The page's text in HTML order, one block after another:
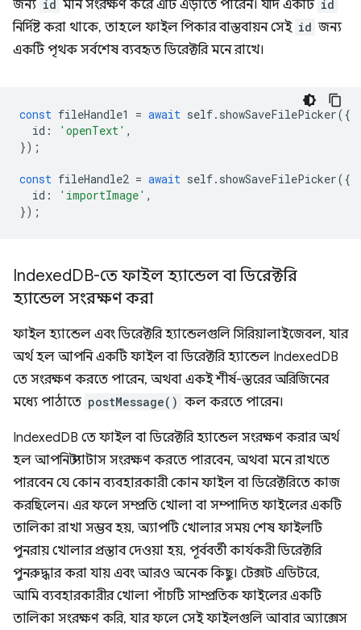
জন্য id মান সংরক্ষণ করে এটি এড়াতে পারেন। যদি একটি id
নির্দিষ্ট করা থাকে, তাহলে ফাইল পিকার বাস্তবায়ন সেই id জন্য
একটি পৃথক সর্বশেষ ব্যবহৃত ডিরেক্টরি মনে রাখে।
const fileHandle1 = await self. showSaveFilePicker({
id : 'openText' ,
});
const fileHandle2 = await self. showSaveFilePicker({
id : 'importImage' ,
});
IndexedDB-তে ফাইল হ্যান্ডেল বা ডিরেক্টরি
হ্যান্ডেল সংরক্ষণ করা
ফাইল হ্যান্ডেল এবং ডিরেক্টরি হ্যান্ডেলগুলি সিরিয়ালাইজেবল, যার
অর্থ হল আপনি একটি ফাইল বা ডিরেক্টরি হ্যান্ডেল IndexedDB
তে সংরক্ষণ করতে পারেন, অথবা একই শীর্ষ-স্তরের অরিজিনের
মধ্যে পাঠাতে postMessage() কল করতে পারেন।
IndexedDB তে ফাইল বা ডিরেক্টরি হ্যান্ডেল সংরক্ষণ করার অর্থ
হল আপনি স্ট্যাটাস সংরক্ষণ করতে পারবেন, অথবা মনে রাখতে
পারবেন যে কোন ব্যবহারকারী কোন ফাইল বা ডিরেক্টরিতে কাজ
করছিলেন। এর ফলে সম্প্রতি খোলা বা সম্পাদিত ফাইলের একটি
তালিকা রাখা সম্ভব হয়, অ্যাপটি খোলার সময় শেষ ফাইলটি
পুনরায় খোলার প্রস্তাব দেওয়া হয়, পূর্ববর্তী কার্যকরী ডিরেক্টরি
পুনরুদ্ধার করা যায় এবং আরও অনেক কিছু। টেক্সট এডিটরে,
আমি ব্যবহারকারীর খোলা পাঁচটি সাম্প্রতিক ফাইলের একটি
তালিকা সংরক্ষণ করি, যার ফলে সেই ফাইলগুলি আবার অ্যাক্সেস